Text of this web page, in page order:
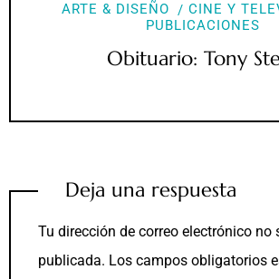
ARTE & DISEÑO
CINE Y
PUBLICACIONES
Obituario: Tony
Deja una respuesta
Tu dirección de correo electrónico no
publicada. Los campos obligatorios